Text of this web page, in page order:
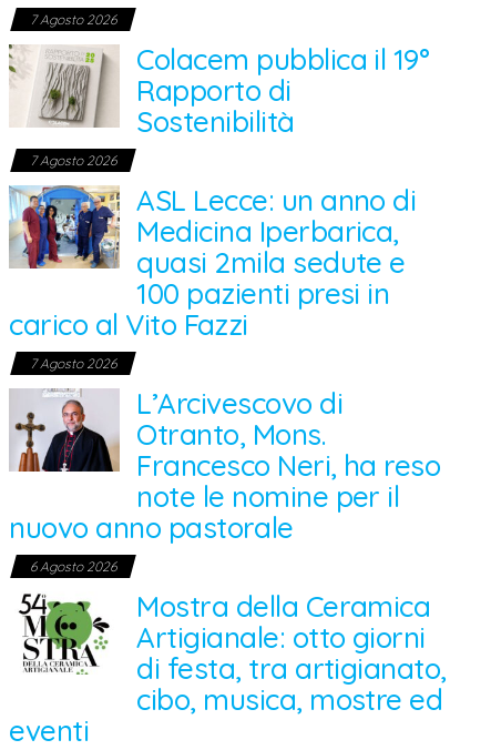
7 Agosto 2026
Colacem pubblica il 19°
Rapporto di
Sostenibilità
7 Agosto 2026
ASL Lecce: un anno di
Medicina Iperbarica,
quasi 2mila sedute e
100 pazienti presi in
carico al Vito Fazzi
7 Agosto 2026
L’Arcivescovo di
Otranto, Mons.
Francesco Neri, ha reso
note le nomine per il
nuovo anno pastorale
6 Agosto 2026
Mostra della Ceramica
Artigianale: otto giorni
di festa, tra artigianato,
cibo, musica, mostre ed
eventi